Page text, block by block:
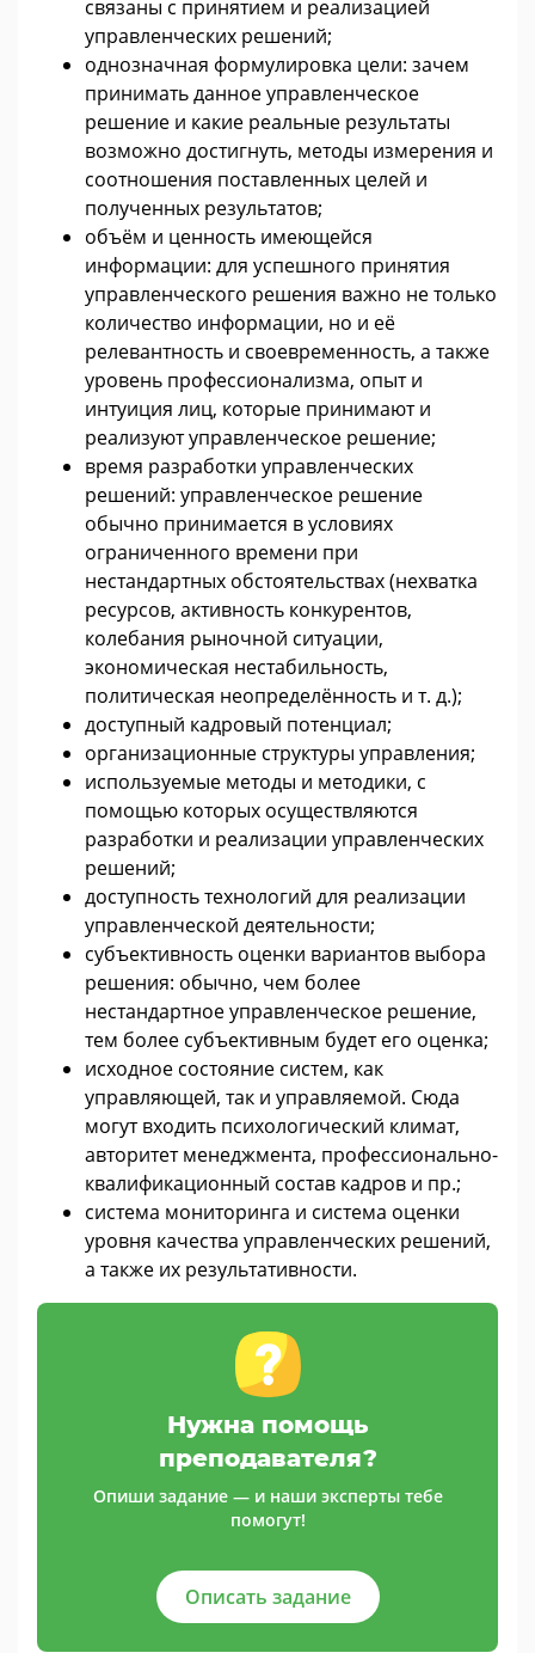
связаны с принятием и реализацией
управленческих решений;
однозначная формулировка цели: зачем
принимать данное управленческое
решение и какие реальные результаты
возможно достигнуть, методы измерения и
соотношения поставленных целей и
полученных результатов;
объём и ценность имеющейся
информации: для успешного принятия
управленческого решения важно не только
количество информации, но и её
релевантность и своевременность, а также
уровень профессионализма, опыт и
интуиция лиц, которые принимают и
реализуют управленческое решение;
время разработки управленческих
решений: управленческое решение
обычно принимается в условиях
ограниченного времени при
нестандартных обстоятельствах (нехватка
ресурсов, активность конкурентов,
колебания рыночной ситуации,
экономическая нестабильность,
политическая неопределённость и т. д.);
доступный кадровый потенциал;
организационные структуры управления;
используемые методы и методики, с
помощью которых осуществляются
разработки и реализации управленческих
решений;
доступность технологий для реализации
управленческой деятельности;
субъективность оценки вариантов выбора
решения: обычно, чем более
нестандартное управленческое решение,
тем более субъективным будет его оценка;
исходное состояние систем, как
управляющей, так и управляемой. Сюда
могут входить психологический климат,
авторитет менеджмента, профессионально-
квалификационный состав кадров и пр.;
система мониторинга и система оценки
уровня качества управленческих решений,
а также их результативности.
Нужна помощь
преподавателя?
Опиши задание — и наши эксперты тебе
помогут!
Описать задание